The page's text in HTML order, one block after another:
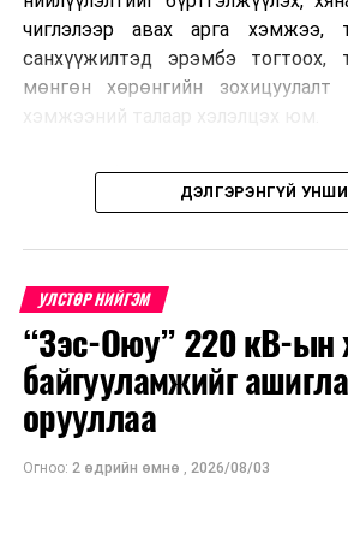
чиглэлээр авах арга хэмжээ,
санхүүжилтэд эрэмбэ тогтоох,
мөнгөн хөрөнгийн
хэмжээний талаар хэлэлцэх юм.
Түүнчлэн “COP17”-ын үеэр Монгол
үндэсний стратегийн баримт
буй арга хэмжээ зэрэг нийт
хэлэлцэхээр төлөвлөсөн байна.
ДЭЛГЭРЭНГҮЙ
УЛСТӨР НИЙГЭМ
“Зэс-Оюу” 220 кВ-ын
байгууламжийг
орууллаа
Огноо: 2 өдрийн өмнө , 2026/08/03